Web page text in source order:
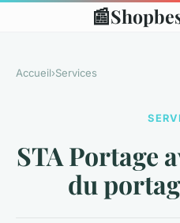
📰
Accueil›Services
STA Portage
du